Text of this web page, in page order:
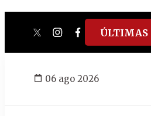
twitterinstagram
facebook
tiktok
ÚLTIMAS
06 ago 2026